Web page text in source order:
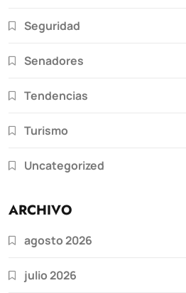
Seguridad
Senadores
Tendencias
Turismo
Uncategorized
ARCHIVO
agosto 2026
julio 2026